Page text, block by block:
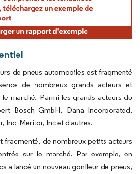
de pneus automobiles est fragmenté
de nombreux grands acteurs et
marché. Parmi les grands acteurs du
Bosch GmbH, Dana Incorporated,
Inc, Meritor, Inc et d'autres.
fragmenté, de nombreux petits acteurs
sur le marché. Par exemple, en
a lancé un nouveau gonfleur de pneus,